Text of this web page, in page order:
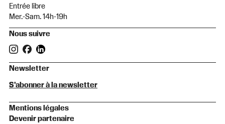
Entrée libre
Mer.-Sam. 14h-19h
Nous suivre
Newsletter
S'abonner à la newsletter
Mentions légales
Devenir partenaire